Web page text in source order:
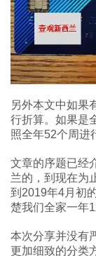
另外本文中如果
行折算。如果是
照全年52个周进
文章的序题已经
兰的，到现在为
到2019年4月初
楚我们全家一年
本次分享并没有
更加细致的分类